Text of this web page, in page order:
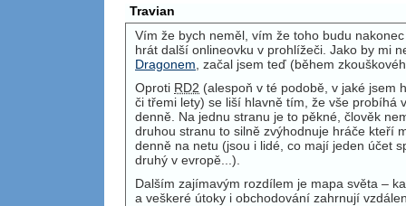
Travian
Vím že bych neměl, vím že toho budu
hrát další onlineovku v prohlížeči. Jako by mi
Dragonem , začal jsem teď (během
Oproti RD2 (alespoň v té podobě, v jaké jsem
či třemi lety) se liší hlavně tím, že vše probíhá
denně. Na jednu stranu je to pěkné, člověk
druhou stranu to silně zvýhodnuje hráče kteří
denně na netu (jsou i lidé, co mají jeden účet
druhý v evropě...).
Dalším zajímavým rozdílem je mapa světa –
a veškeré útoky i obchodování zahrnují